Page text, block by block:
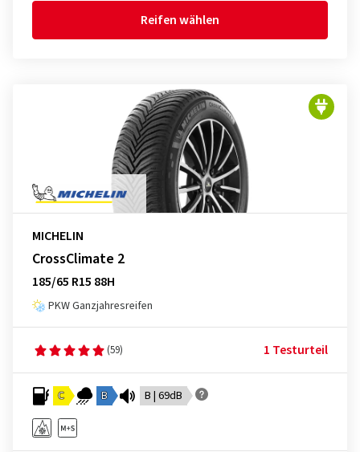
Reifen wählen
MICHELIN
CrossClimate 2
185/65 R15 88H
PKW Ganzjahresreifen
(59) 1 Testurteil
C B B | 69dB